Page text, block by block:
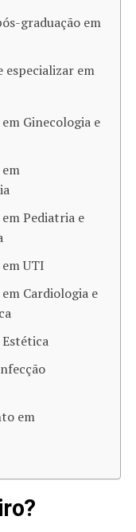
graduação em
especializar em
Ginecologia e
Pediatria e
UTI
Cardiologia e
em